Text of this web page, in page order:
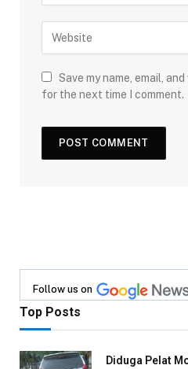
Save my name, email,
for the next time I comment.
Follow us on
Top Posts
Diduga Pelat